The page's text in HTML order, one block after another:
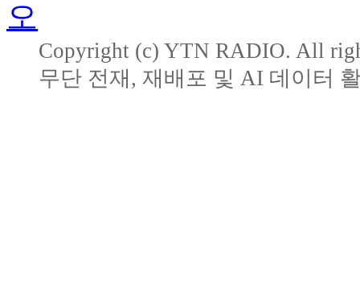
Copyright (c) YTN RADIO. All
무단 전재, 재배포 및 AI 데이터